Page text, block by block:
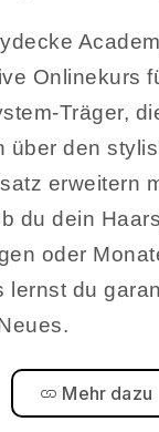
Onlinekurs
Träger,
über den
erweitern
du dein
oder
lernst du
Mehr dazu